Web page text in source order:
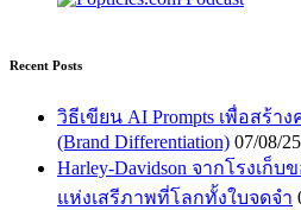
Recent Posts
วิธีเขียน AI Prompts เพื่อสร้
(Brand Differentiation) 07/08/
Harley-Davidson จากโรงเ
แห่งเสรีภาพที่โลกทั้งใบจดจำ